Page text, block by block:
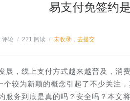
易支付免签约
评论 / 221 阅读 / 未收录，去提交
展，线上支付方式越来越普及，消
个较为新颖的概念引起了不少关注
服务到底是真的吗？安全吗？本文